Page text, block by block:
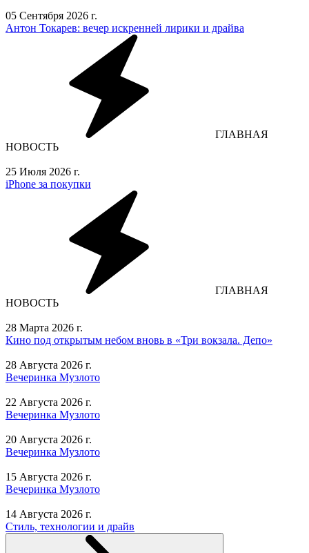
05 Сентября 2026 г.
Антон Токарев: вечер искренней лирики и драйва
ГЛАВНАЯ
НОВОСТЬ
25 Июля 2026 г.
iPhone за покупки
ГЛАВНАЯ
НОВОСТЬ
28 Марта 2026 г.
Кино под открытым небом вновь в «Три вокзала. Депо»
28 Августа 2026 г.
Вечеринка Музлото
22 Августа 2026 г.
Вечеринка Музлото
20 Августа 2026 г.
Вечеринка Музлото
15 Августа 2026 г.
Вечеринка Музлото
14 Августа 2026 г.
Стиль, технологии и драйв